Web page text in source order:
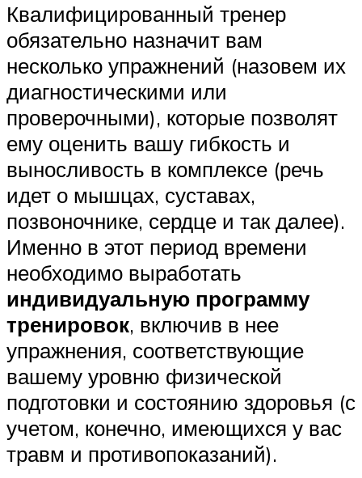
Квалифицированный тренер
обязательно назначит вам
несколько упражнений (назовем их
диагностическими или
проверочными), которые позволят
ему оценить вашу гибкость и
выносливость в комплексе (речь
идет о мышцах, суставах,
позвоночнике, сердце и так далее).
Именно в этот период времени
необходимо выработать
индивидуальную программу
тренировок, включив в нее
упражнения, соответствующие
вашему уровню физической
подготовки и состоянию здоровья (с
учетом, конечно, имеющихся у вас
травм и противопоказаний).